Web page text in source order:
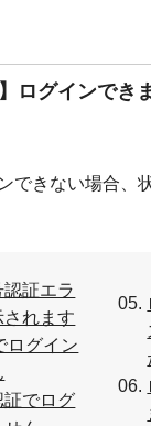
ログインでき
できない場合、
認証エラ
れます
ログイン
証でログ